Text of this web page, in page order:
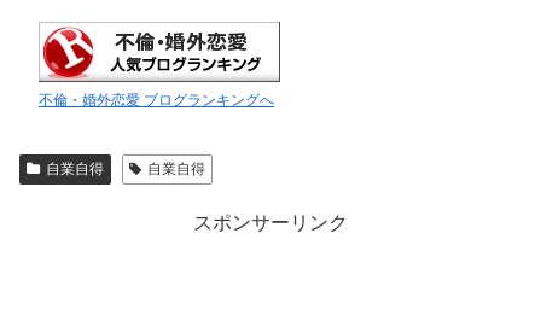
不倫・婚外恋愛 ブログランキングへ
自業自得 自業自得
スポンサーリンク